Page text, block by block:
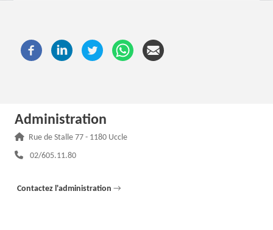
Administration
Adresse :
Rue de Stalle 77 - 1180 Uccle
Téléphone :
02/605.11.80
Contactez l'administration →